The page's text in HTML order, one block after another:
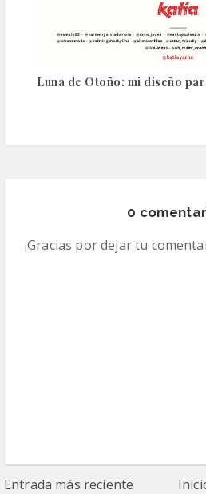
Luna de Otoño: mi diseño
0
¡Gracias por dejar tu
Entrada más reciente